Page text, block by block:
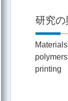
研究の
printing